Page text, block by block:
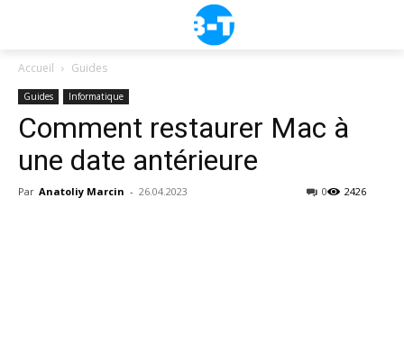
Accueil Guides
Guides Informatique
Comment restaurer Mac à
une date antérieure
Par Anatoliy Marcin - 26.04.2023 2426
0